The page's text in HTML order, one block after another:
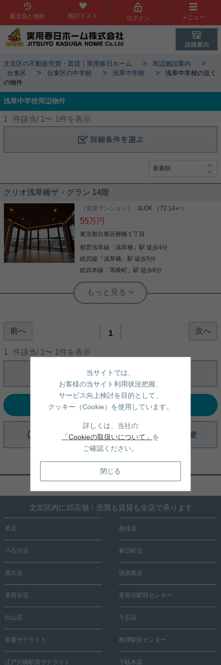
最近見た物件 検討リスト ログイン メニュー
文京区の不動産売買・賃貸｜実用春日ホーム > 周辺施設案内 >
台東区 > 台東区の中学校 > 浅草中学校 >
浅草中学校の近く
の物件
浅草中学校周辺物件
1 件該当/ 1 〜 1 件を表示
クリオ浅草橋ザ・グラン 14階
［賃貸マンション］ 3LDK （72.14㎡）
55万円
東京都台東区柳橋１丁目
都営浅草線 「浅草橋 」駅 徒歩4分
総武線 「浅草橋 」駅 徒歩5分
総武本線 「馬喰町 」駅 徒歩8分
実用春日ホーム 西片店 ルームアドバイザー
新築分譲マンション 駅徒歩4分 床暖
クリオ浅草橋ザ・グラン 共用部にはゴミ出し24時
っているので便利です。室内設備は洗面化粧台・食
器洗乾燥機など豊富に揃っており、過ごしやすいお
ット・シューズWICなど豊富なので、広々と空間を
利用することも可能です。駐輪場付きのマンション
です。自分のライフスタイルに必要なお住まいをお
選びください。お住まい探しをサポートしてまいり
ます。
前へ 1 次へ
1 件該当/ 1 〜 1 件を表示
選択中の条件でお問い合わせ
文京区内に15店舗！売買も賃貸も全店で承ります
本店 根津店
小石川店 春日町店
西片店 後楽園店
茗荷谷店 茗荷谷駅前センター
白山店 千石店
富坂サテライト 根津駅前センター
江戸川橋駅前サテライト 千駄木店
当サイトでは、
お客様の当サイト利用状況把握、
サービス向上検討を目的として、
クッキー（Cookie）を使用しています。
詳しくは、当社の
「Cookieの取扱いについて」 を
ご確認ください。
閉じる